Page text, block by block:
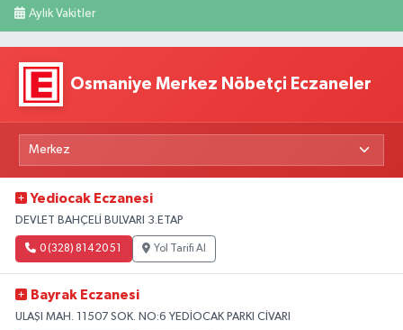
Aylık Vakitler
Osmaniye Merkez Nöbetçi Eczaneler
Yediocak Eczanesi
DEVLET BAHÇELİ BULVARI 3.ETAP
0 (328) 814 20 51 Yol Tarifi Al
Bayrak Eczanesi
ULAŞI MAH. 11507 SOK. NO:6 YEDİOCAK PARKI CİVARI